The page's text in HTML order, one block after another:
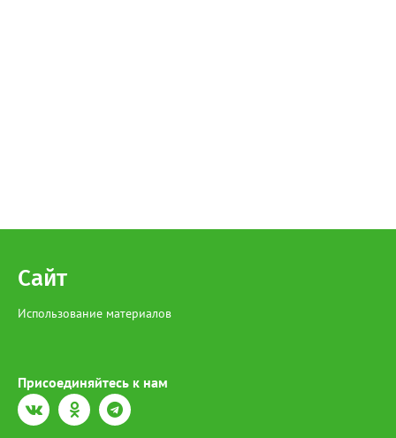
Сайт
Использование материалов
Присоединяйтесь к нам